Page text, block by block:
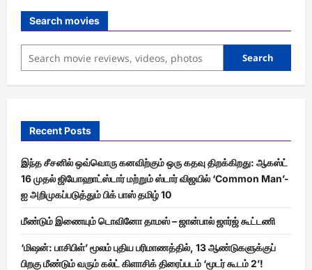
Search movies
Search
Recent Posts
இந்த சீசனில் ஒவ்வொரு கனவிற்கும் ஒரு கதவு திறக்கிறது: ஆகஸ்ட்
16 முதல் ஜியோஹாட்ஸ்டார் மற்றும் ஸ்டார் விஜயில் ‘Common Man’-
ஐ அறிமுகப்படுத்தும் பிக் பாஸ் தமிழ் 10
மீண்டும் இணையும் டொவினோ தாமஸ் – ஜான்பால் ஜார்ஜ் கூட்டணி
‘மிஷன்: பாசிபிள்’ மூலம் புதிய பரிமாணத்தில், 13 ஆண்டுகளுக்குப்
பிறகு மீண்டும் வரும் கல்ட் கிளாசிக் திரைப்படம் ‘மூடர் கூடம் 2’!